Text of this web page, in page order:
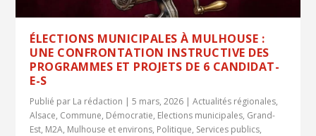
ÉLECTIONS MUNICIPALES À MULHOUSE :
UNE CONFRONTATION INSTRUCTIVE DES
PROGRAMMES ET PROJETS DE 6 CANDIDAT-
E-S
Publié par La rédaction |5 mars, 2026 |Actualités régionales,
Alsace, Commune, Démocratie, Elections municipales, Grand-
Est, M2A, Mulhouse et environs, Politique, Services publics,